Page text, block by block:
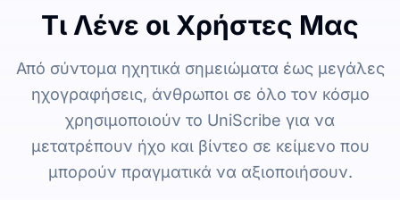
Τι Λένε οι Χρήστες Μας
Από σύντομα ηχητικά σημειώματα έως μεγάλες
ηχογραφήσεις, άνθρωποι σε όλο τον κόσμο
χρησιμοποιούν το UniScribe για να
μετατρέπουν ήχο και βίντεο σε κείμενο που
μπορούν πραγματικά να αξιοποιήσουν.